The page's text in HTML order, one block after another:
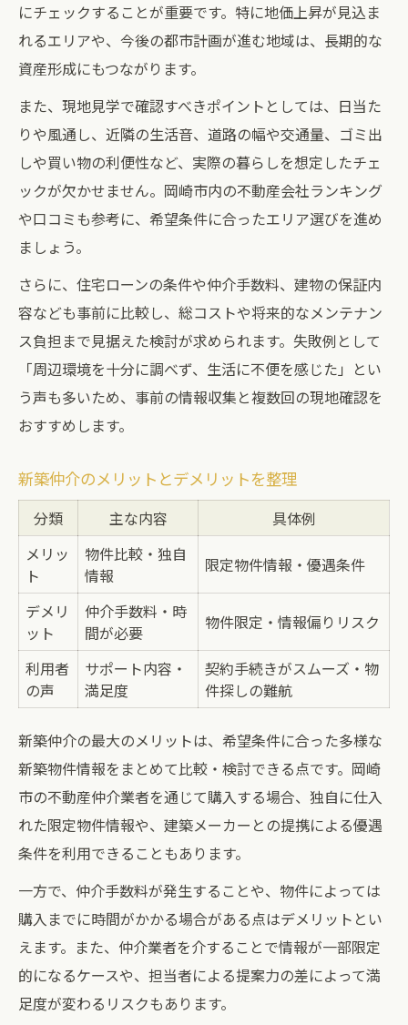
にチェックすることが重要です。特に地価上昇が見込ま
れるエリアや、今後の都市計画が進む地域は、長期的な
資産形成にもつながります。
また、現地見学で確認すべきポイントとしては、日当た
りや風通し、近隣の生活音、道路の幅や交通量、ゴミ出
しや買い物の利便性など、実際の暮らしを想定したチェ
ックが欠かせません。岡崎市内の不動産会社ランキング
や口コミも参考に、希望条件に合ったエリア選びを進め
ましょう。
さらに、住宅ローンの条件や仲介手数料、建物の保証内
容なども事前に比較し、総コストや将来的なメンテナン
ス負担まで見据えた検討が求められます。失敗例として
「周辺環境を十分に調べず、生活に不便を感じた」とい
う声も多いため、事前の情報収集と複数回の現地確認を
おすすめします。
新築仲介のメリットとデメリットを整理
分類 主な内容
具体例
メリッ
ト
物件比較・独自
情報
限定物件情報・優遇条件
デメリ
ット
仲介手数料・時
間が必要
物件限定・情報偏りリスク
利用者
の声
サポート内容・
満足度
契約手続きがスムーズ・物
件探しの難航
新築仲介の最大のメリットは、希望条件に合った多様な
新築物件情報をまとめて比較・検討できる点です。岡崎
市の不動産仲介業者を通じて購入する場合、独自に仕入
れた限定物件情報や、建築メーカーとの提携による優遇
条件を利用できることもあります。
一方で、仲介手数料が発生することや、物件によっては
購入までに時間がかかる場合がある点はデメリットとい
えます。また、仲介業者を介することで情報が一部限定
的になるケースや、担当者による提案力の差によって満
足度が変わるリスクもあります。